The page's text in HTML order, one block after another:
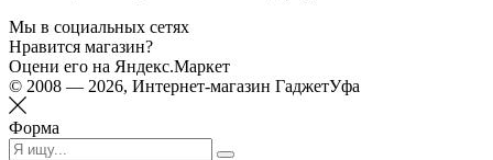
Мы в социальных сетях
Нравится магазин?
Оцени его на Яндекс.Маркет
© 2008 — 2026, Интернет-магазин ГаджетУфа
Форма